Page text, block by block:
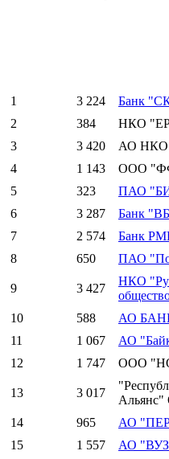
1 3 224 Банк
2
384 НКО
3
3 420 АО НКО
4
1 143 ООО
5
323 ПАО
6
3 287 Банк
7
2 574 Банк
8
650 ПАО
9 3 427
НКО
10 588 АО
11
1 067 АО
12
1 747 ООО
13 3 017
14 965 АО
15
1 557 АО